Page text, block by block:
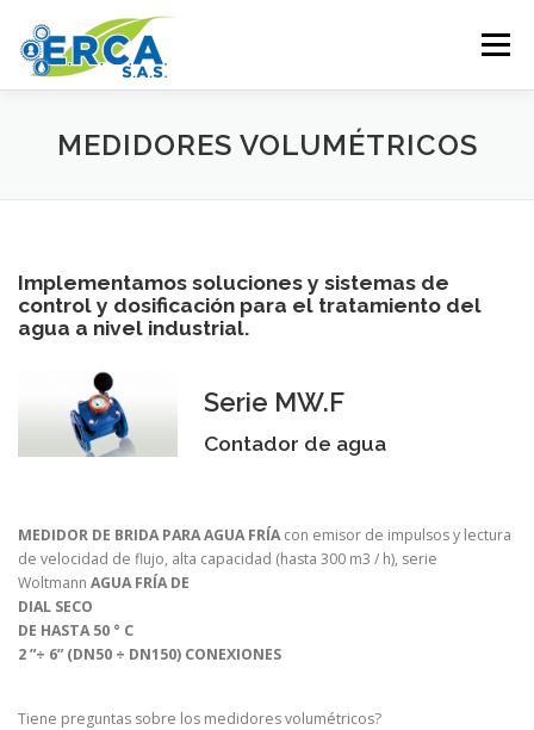
Menú
HOME PRODUCTOS SERVICIOS
MEDIDORES VOLUMÉTRICOS
Implementamos soluciones y sistemas de
control y dosificación para el tratamiento del
agua a nivel industrial.
Serie MW.F
Contador de agua
MEDIDOR DE BRIDA PARA AGUA FRÍAcon emisor de impulsos y lectura
de velocidad de flujo, alta capacidad (hasta 300 m3 / h), serie
Woltmann AGUA FRÍA DE
DIAL SECO
DE HASTA 50 ° C
2 ”÷ 6” (DN50 ÷ DN150) CONEXIONES
Tiene preguntas sobre los medidores volumétricos?